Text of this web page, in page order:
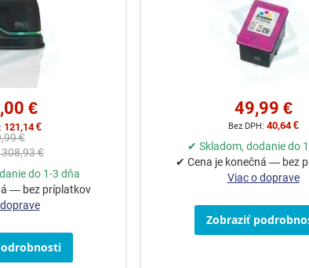
€
121,14 €
€
308,93 €
do 1-3 dňa
— bez príplatkov
49,99 €
40,64 €
✔ Skladom, dodanie do
✔ Cena je konečná — bez
Viac o doprave
Zobraziť